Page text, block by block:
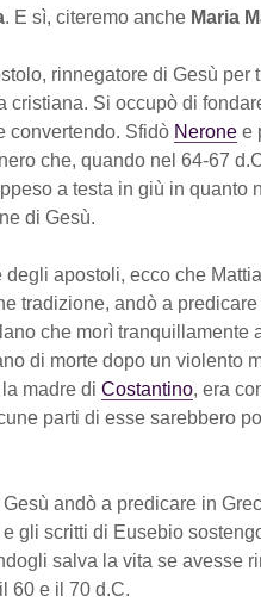
. E sì, citeremo anche Maria
rinnegatore di Gesù per
Si occupò di
convertendo. Sfidò Nerone e
che, quando nel 64-67
a testa in giù in quanto
di Gesù.
degli apostoli, ecco che
tradizione, andò a predicare
che morì tranquillamente
di morte dopo un violento
madre di Costantino, era
parti di esse sarebbero
andò a predicare in
gli scritti di Eusebio
salva la vita se avesse
60 e il 70 d.C.